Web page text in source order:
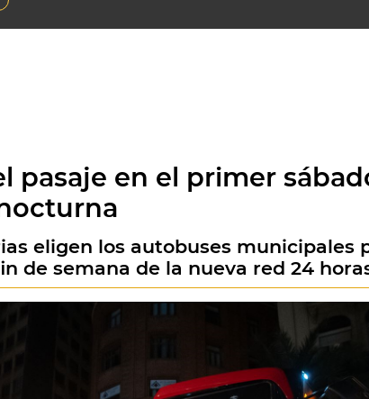
pasaje en el primer
eligen los autobuses municipales
de semana de la nueva red 24